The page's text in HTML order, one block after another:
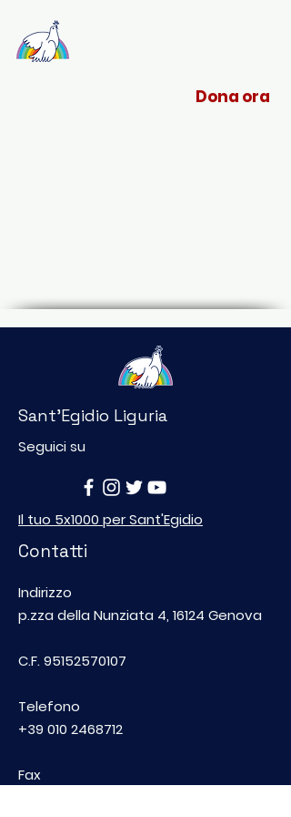
Dona ora
Sant'Egidio Liguria
Seguici su
Il tuo 5x1000 per Sant'Egidio
Contatti
Indirizzo
p.zza della Nunziata 4, 16124 Genova
C.F. 95152570107
Telefono
+39 010 2468712
Fax